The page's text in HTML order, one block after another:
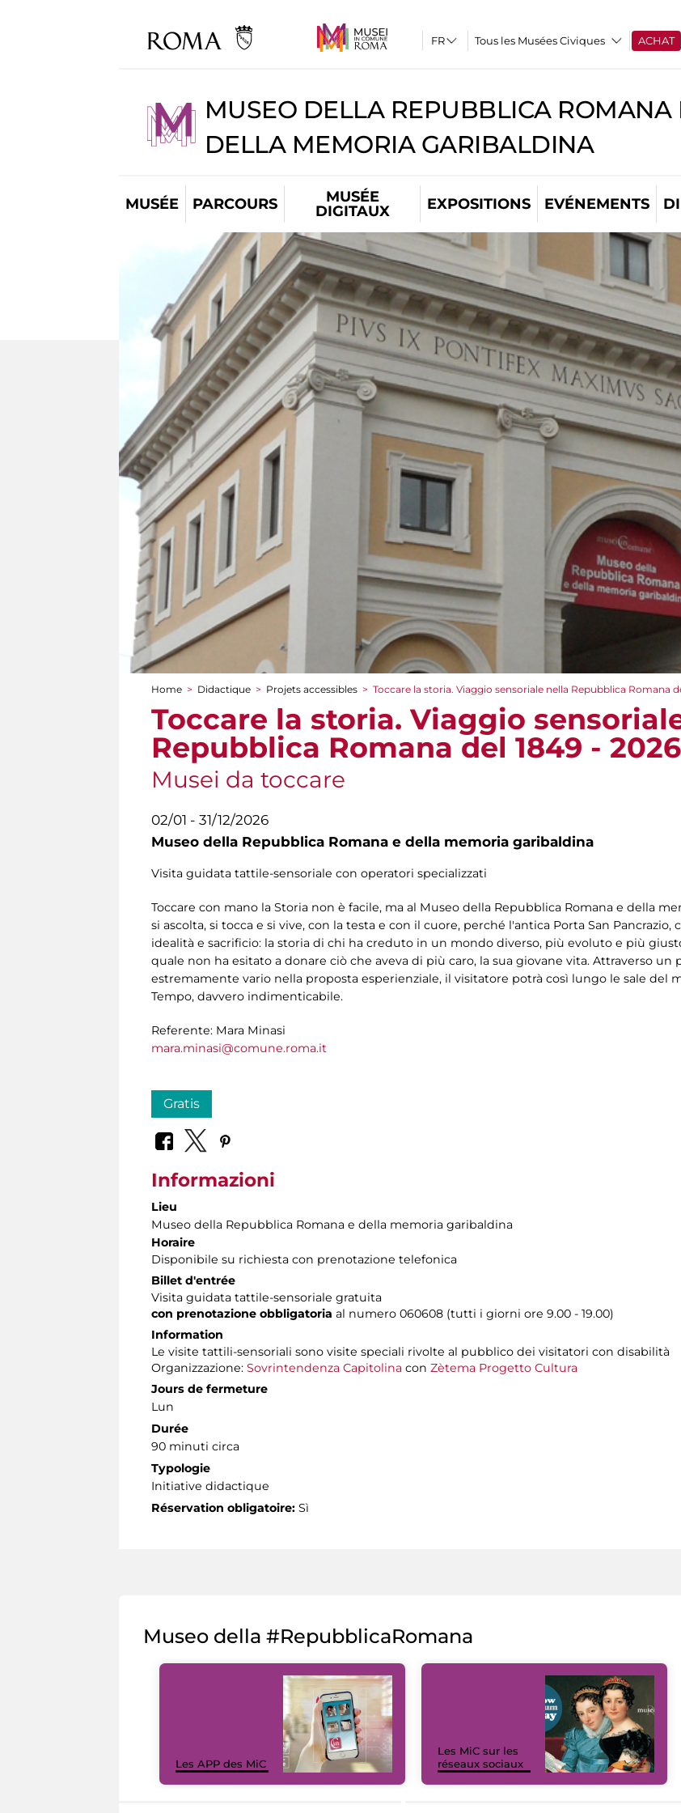
Tous les Musées Civiques ACHAT
MUSEO DELLA REPUBBLICA ROMANA
DELLA MEMORIA GARIBALDINA
MUSÉE PARCOURS
MUSÉE
DIGITAUX
EXPOSITIONS EVÉNEMENTS
You are here
Home > Didactique > Projets accessibles > Toccare la storia. Viaggio sensoriale nella Repubblica Romana
Toccare la storia. Viaggio
Repubblica Romana del 1849 - 2026
Musei da toccare
02/01 - 31/12/2026
Museo della Repubblica Romana e della memoria garibaldina
Visita guidata tattile-sensoriale con operatori specializzati
Toccare con mano la Storia non è facile, ma al Museo della Repubblica Romana e della
si ascolta, si tocca e si vive, con la testa e con il cuore, perché l'antica Porta San
idealità e sacrificio: la storia di chi ha creduto in un mondo diverso, più evoluto e più
quale non ha esitato a donare ciò che aveva di più caro, la sua giovane vita. Attraverso
estremamente vario nella proposta esperienziale, il visitatore potrà così lungo le sale del
Tempo, davvero indimenticabile.
Referente: Mara Minasi
mara.minasi@comune.roma.it
Gratis
Informazioni
Lieu
Museo della Repubblica Romana e della memoria garibaldina
Horaire
Disponibile su richiesta con prenotazione telefonica
Billet d'entrée
Visita guidata tattile-sensoriale gratuita
con prenotazione obbligatoria al numero 060608 (tutti i giorni ore 9.00 - 19.00)
Information
Le visite tattili-sensoriali sono visite speciali rivolte al pubblico dei visitatori con disabilità
Organizzazione: Sovrintendenza Capitolina con Zètema Progetto Cultura
Jours de fermeture
Lun
Durée
90 minuti circa
Typologie
Initiative didactique
Réservation obligatoire: Sì
Museo della #RepubblicaRomana
Les APP des MiC
Les MiC sur les
réseaux sociaux